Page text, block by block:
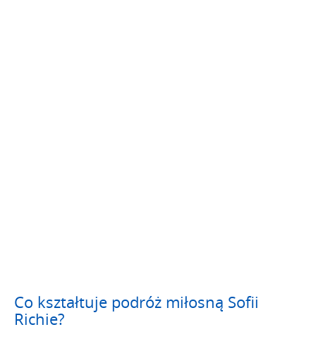
Co kształtuje podróż miłosną Sofii
Richie?